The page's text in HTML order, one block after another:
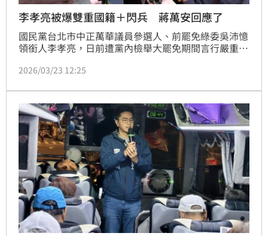
李孝亮被爆雙重國籍＋閃兵 蔣萬安回應了
國民黨台北市中正萬華議員參選人、前罷免綠委吳沛憶
領銜人李孝亮，日前遭黨內檢舉大罷免期間言行嚴重損
部最終決議不予懲處。然而，他近日又被爆出擁有雙重
示，兵役局已經有對外說明，黨部也有相關機制。
2026/03/23 12:25